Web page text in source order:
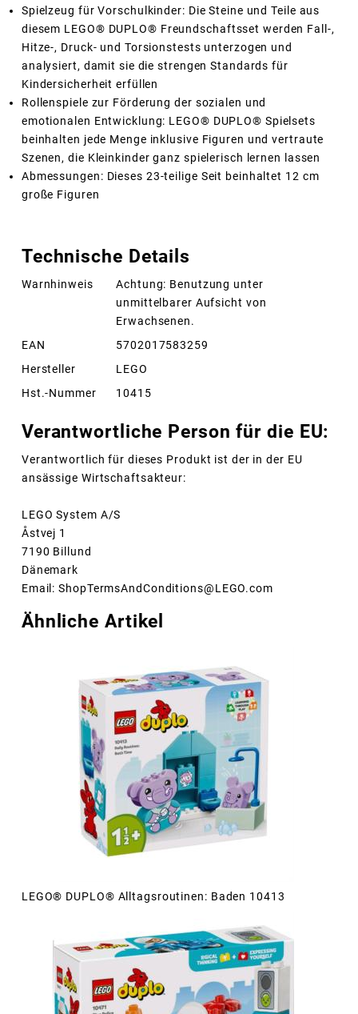
Spielzeug für Vorschulkinder: Die Steine und Teile aus
diesem LEGO® DUPLO® Freundschaftsset werden Fall-,
Hitze-, Druck- und Torsionstests unterzogen und
analysiert, damit sie die strengen Standards für
Kindersicherheit erfüllen
Rollenspiele zur Förderung der sozialen und
emotionalen Entwicklung: LEGO® DUPLO® Spielsets
beinhalten jede Menge inklusive Figuren und vertraute
Szenen, die Kleinkinder ganz spielerisch lernen lassen
Abmessungen: Dieses 23-teilige Seit beinhaltet 12 cm
große Figuren
Technische Details
Warnhinweis
Achtung: Benutzung unter
unmittelbarer Aufsicht von
Erwachsenen.
EAN
5702017583259
Hersteller
LEGO
Hst.-Nummer
10415
Verantwortliche Person für die EU:
Verantwortlich für dieses Produkt ist der in der EU
ansässige Wirtschaftsakteur:
LEGO System A/S
Åstvej 1
7190 Billund
Dänemark
Email: ShopTermsAndConditions@LEGO.com
Ähnliche Artikel
LEGO® DUPLO® Alltagsroutinen: Baden 10413